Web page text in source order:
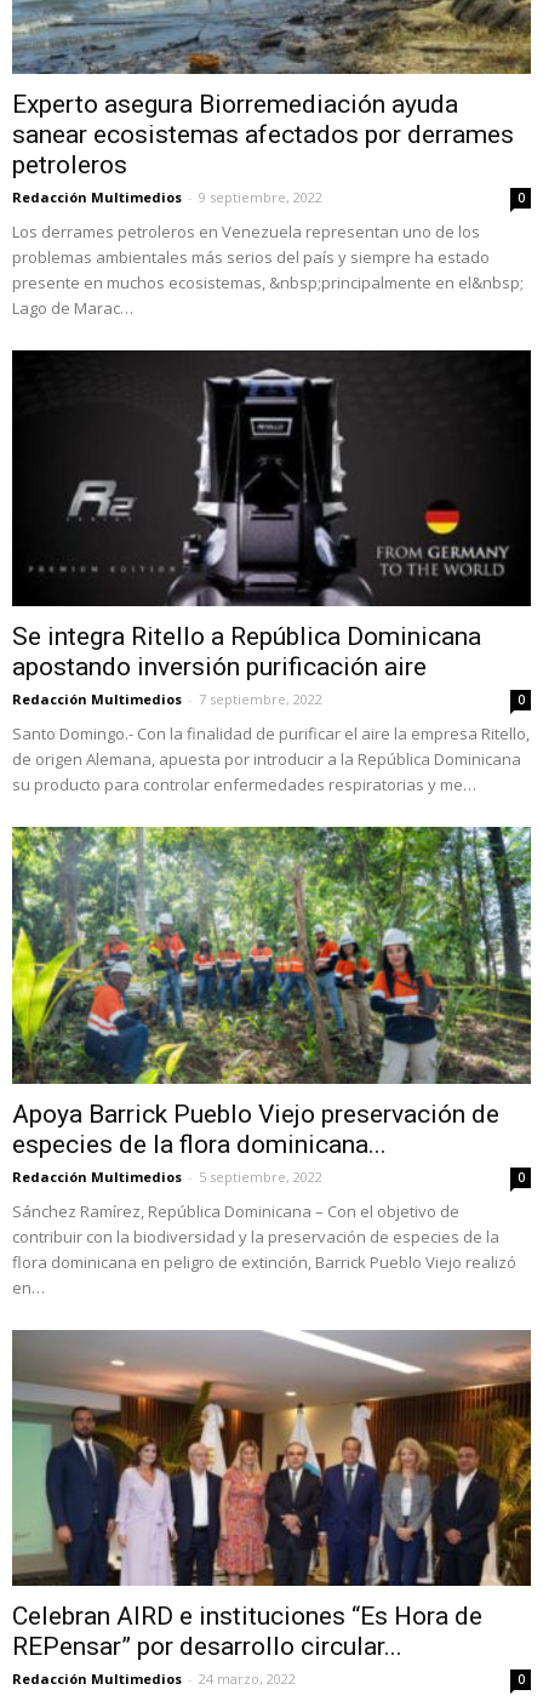
Experto asegura Biorremediación ayuda
sanear ecosistemas afectados por derrames
petroleros
Redacción Multimedios - 9 septiembre, 2022 0
Los derrames petroleros en Venezuela representan uno de los
problemas ambientales más serios del país y siempre ha estado
presente en muchos ecosistemas, &nbsp;principalmente en el&nbsp;
Lago de Marac…
Se integra Ritello a República Dominicana
apostando inversión purificación aire
Redacción Multimedios - 7 septiembre, 2022 0
Santo Domingo.- Con la finalidad de purificar el aire la empresa Ritello,
de origen Alemana, apuesta por introducir a la República Dominicana
su producto para controlar enfermedades respiratorias y me…
Apoya Barrick Pueblo Viejo preservación de
especies de la flora dominicana...
Redacción Multimedios - 5 septiembre, 2022 0
Sánchez Ramírez, República Dominicana – Con el objetivo de
contribuir con la biodiversidad y la preservación de especies de la
flora dominicana en peligro de extinción, Barrick Pueblo Viejo realizó
en…
Celebran AIRD e instituciones “Es Hora de
REPensar” por desarrollo circular...
Redacción Multimedios - 24 marzo, 2022 0